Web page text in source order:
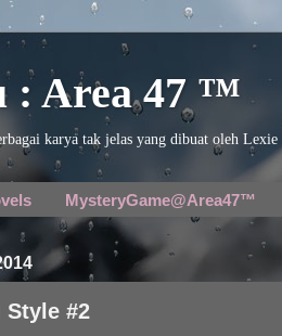
: Area 47 ™
karya tak jelas yang dibuat oleh
MysteryGame@Area47™
#2